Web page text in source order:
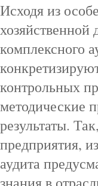
Исходя из
хозяйственной
комплексного
контрольных
методические
результаты.
предприятия,
аудита